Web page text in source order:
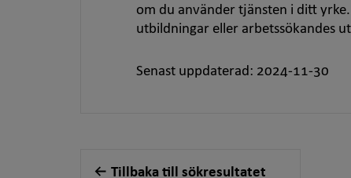
om du använder tjänsten i ditt
utbildningar eller arbetssökandes
Senast uppdaterad: 2024-11-30
Tillbaka till sökresultatet